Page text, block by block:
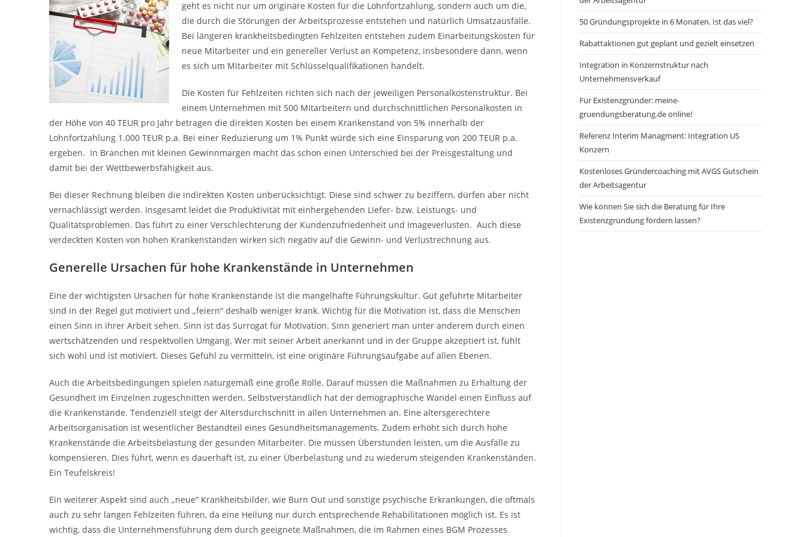
geht es nicht nur um originäre Kosten für die Lohnfortzahlung, sondern auch um die,
die durch die Störungen der Arbeitsprozesse entstehen und natürlich Umsatzausfälle.
Bei längeren krankheitsbedingten Fehlzeiten entstehen zudem Einarbeitungskosten für
neue Mitarbeiter und ein genereller Verlust an Kompetenz, insbesondere dann, wenn
es sich um Mitarbeiter mit Schlüsselqualifikationen handelt.
Die Kosten für Fehlzeiten richten sich nach der jeweiligen Personalkostenstruktur. Bei
einem Unternehmen mit 500 Mitarbeitern und durchschnittlichen Personalkosten in
der Höhe von 40 TEUR pro Jahr betragen die direkten Kosten bei einem Krankenstand von 5% innerhalb der
Lohnfortzahlung 1.000 TEUR p.a. Bei einer Reduzierung um 1% Punkt würde sich eine Einsparung von 200 TEUR p.a.
ergeben. In Branchen mit kleinen Gewinnmargen macht das schon einen Unterschied bei der Preisgestaltung und
damit bei der Wettbewerbsfähigkeit aus.
Bei dieser Rechnung bleiben die indirekten Kosten unberücksichtigt. Diese sind schwer zu beziffern, dürfen aber nicht
vernachlässigt werden. Insgesamt leidet die Produktivität mit einhergehenden Liefer- bzw. Leistungs- und
Qualitätsproblemen. Das führt zu einer Verschlechterung der Kundenzufriedenheit und Imageverlusten. Auch diese
verdeckten Kosten von hohen Krankenständen wirken sich negativ auf die Gewinn- und Verlustrechnung aus.
Generelle Ursachen für hohe Krankenstände in Unternehmen
Eine der wichtigsten Ursachen für hohe Krankenstände ist die mangelhafte Führungskultur. Gut geführte Mitarbeiter
sind in der Regel gut motiviert und „feiern“ deshalb weniger krank. Wichtig für die Motivation ist, dass die Menschen
einen Sinn in ihrer Arbeit sehen. Sinn ist das Surrogat für Motivation. Sinn generiert man unter anderem durch einen
wertschätzenden und respektvollen Umgang. Wer mit seiner Arbeit anerkannt und in der Gruppe akzeptiert ist, fühlt
sich wohl und ist motiviert. Dieses Gefühl zu vermitteln, ist eine originäre Führungsaufgabe auf allen Ebenen.
Auch die Arbeitsbedingungen spielen naturgemäß eine große Rolle. Darauf müssen die Maßnahmen zu Erhaltung der
Gesundheit im Einzelnen zugeschnitten werden. Selbstverständlich hat der demographische Wandel einen Einfluss auf
die Krankenstände. Tendenziell steigt der Altersdurchschnitt in allen Unternehmen an. Eine altersgerechtere
Arbeitsorganisation ist wesentlicher Bestandteil eines Gesundheitsmanagements. Zudem erhöht sich durch hohe
Krankenstände die Arbeitsbelastung der gesunden Mitarbeiter. Die müssen Überstunden leisten, um die Ausfälle zu
kompensieren. Dies führt, wenn es dauerhaft ist, zu einer Überbelastung und zu wiederum steigenden Krankenständen.
Ein Teufelskreis!
Ein weiterer Aspekt sind auch „neue“ Krankheitsbilder, wie Burn Out und sonstige psychische Erkrankungen, die oftmals
auch zu sehr langen Fehlzeiten führen, da eine Heilung nur durch entsprechende Rehabilitationen möglich ist. Es ist
wichtig, dass die Unternehmensführung dem durch geeignete Maßnahmen, die im Rahmen eines BGM Prozesses
50 Gründungsprojekte in 6 Monaten. Ist das viel?
Rabattaktionen gut geplant und gezielt einsetzen
Integration in Konzernstruktur nach
Unternehmensverkauf
Für Existenzgründer: meine-
gruendungsberatung.de online!
Referenz Interim Managment: Integration US
Konzern
Kostenloses Gründercoaching mit AVGS Gutschein
der Arbeitsagentur
Wie können Sie sich die Beratung für Ihre
Existenzgründung fördern lassen?